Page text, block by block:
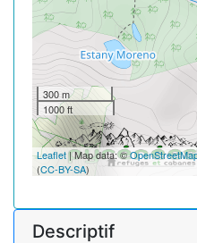
300 m
1000 ft
Leaflet| Map data: ©
(CC-BY-SA)
Descriptif